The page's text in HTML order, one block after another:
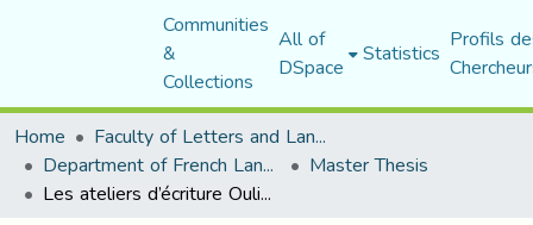
Communities
&
Collections
All of
DSpace Statistics Profils
Home
Faculty of Letters and Languages
Department of French Language and Literature Master Thesis
Les ateliers d’écriture Oulipienne au service de la production écrite. - Cas des élèves de la 1ère année secondaire, au lycée Bennâa Said, à Ain El Hdjel -M’sila